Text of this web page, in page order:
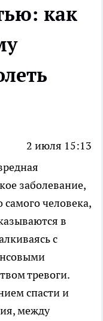
как
2 июля 15:13
заболевание,
самого человека,
в
с
тревоги.
спасти и
между